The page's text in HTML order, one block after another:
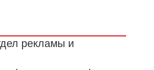
рекламы и